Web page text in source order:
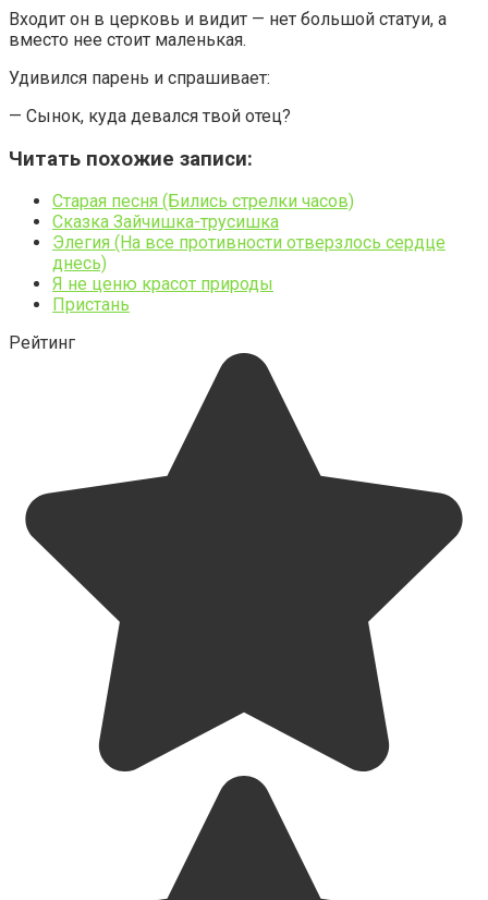
Входит он в церковь и видит — нет большой статуи, а
вместо нее стоит маленькая.
Удивился парень и спрашивает:
— Сынок, куда девался твой отец?
Читать похожие записи:
Старая песня (Бились стрелки часов)
Сказка Зайчишка-трусишка
Элегия (На все противности отверзлось сердце
днесь)
Я не ценю красот природы
Пристань
Рейтинг